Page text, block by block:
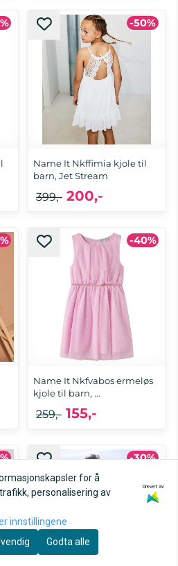
116, 122, 128 -50%
Name It Nkffimia kjole til
barn, Jet Stream
116
200,-
399,-
-40%
Name It Nkfvabos ermeløs
kjole til barn, ...
92, 98, 104, 110, 152
155,-
259,-
-30%
for å
personalisering av
Drevet av
innstillingene
Godta alle